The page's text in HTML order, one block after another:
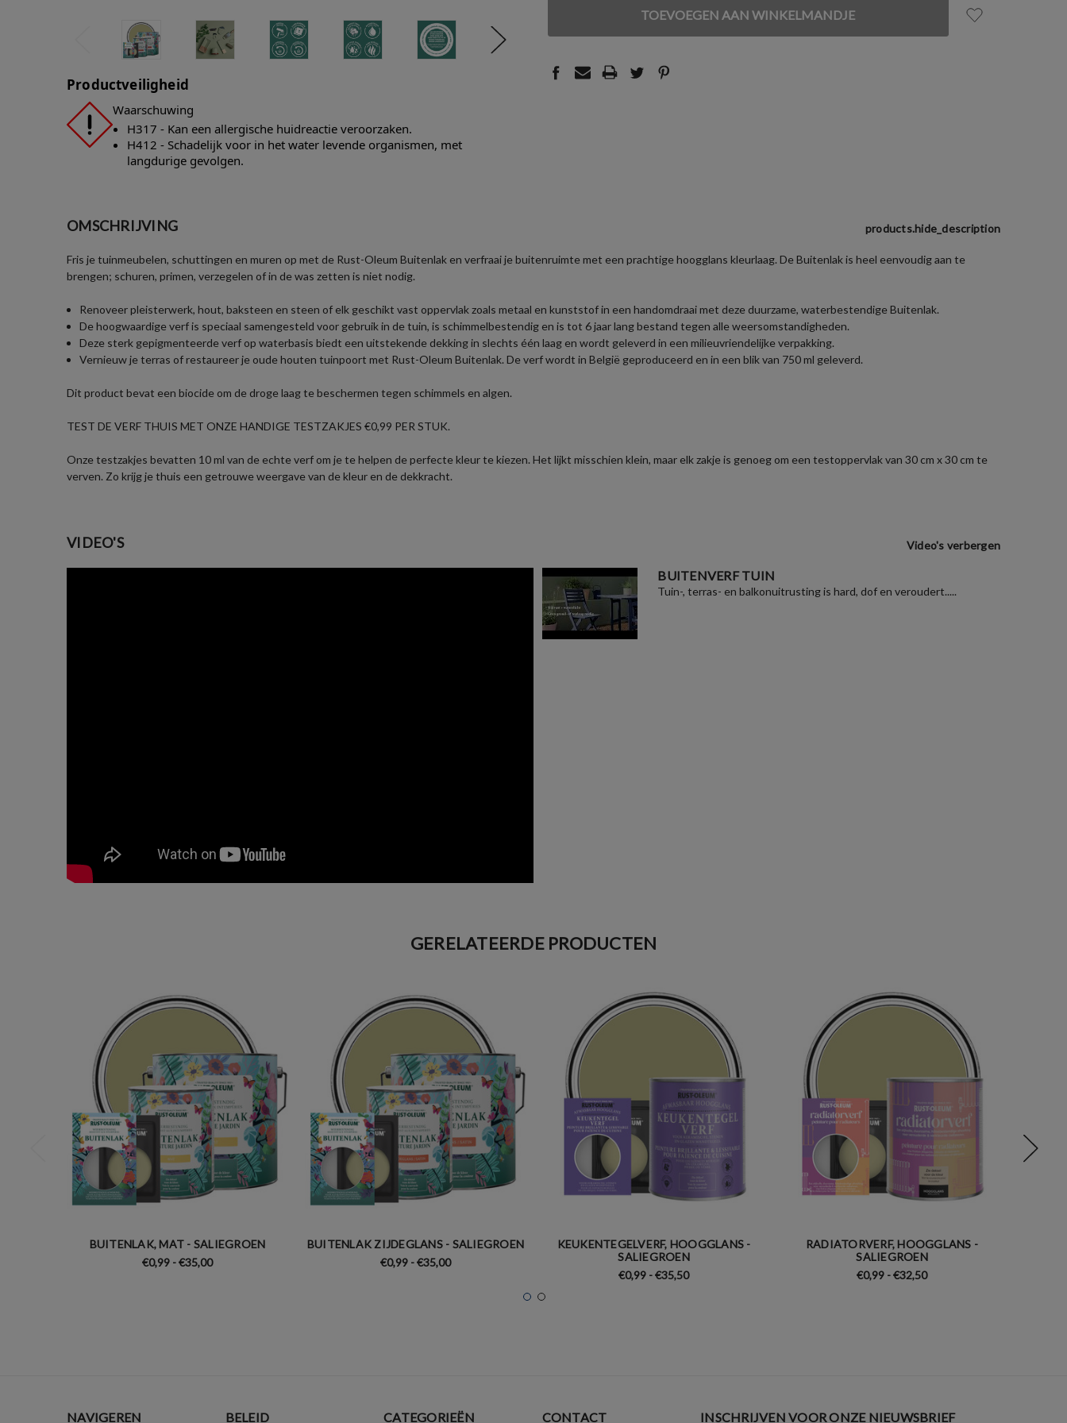
Productveiligheid
Waarschuwing
H317 - Kan een allergische huidreactie veroorzaken.
H412 - Schadelijk voor in het water levende organismen, met
langdurige gevolgen.
UNDEFINEDUNDEFINED
OMSCHRIJVING products.hide_description
Fris je tuinmeubelen, schuttingen en muren op met de Rust-Oleum Buitenlak en verfraai je buitenruimte met een prachtige hoogglans kleurlaag. De Buitenlak is heel eenvoudig aan te
brengen; schuren, primen, verzegelen of in de was zetten is niet nodig.
Renoveer pleisterwerk, hout, baksteen en steen of elk geschikt vast oppervlak zoals metaal en kunststof in een handomdraai met deze duurzame, waterbestendige Buitenlak.
De hoogwaardige verf is speciaal samengesteld voor gebruik in de tuin, is schimmelbestendig en is tot 6 jaar lang bestand tegen alle weersomstandigheden.
Deze sterk gepigmenteerde verf op waterbasis biedt een uitstekende dekking in slechts één laag en wordt geleverd in een milieuvriendelijke verpakking.
Vernieuw je terras of restaureer je oude houten tuinpoort met Rust-Oleum Buitenlak. De verf wordt in België geproduceerd en in een blik van 750 ml geleverd.
Dit product bevat een biocide om de droge laag te beschermen tegen schimmels en algen.
TEST DE VERF THUIS MET ONZE HANDIGE TESTZAKJES €0,99 PER STUK.
Onze testzakjes bevatten 10 ml van de echte verf om je te helpen de perfecte kleur te kiezen. Het lijkt misschien klein, maar elk zakje is genoeg om een testoppervlak van 30 cm x 30 cm te
verven. Zo krijg je thuis een getrouwe weergave van de kleur en de dekkracht.
VIDEO'S Video's verbergen
BUITENVERF TUIN
Tuin-, terras- en balkonuitrusting is hard, dof en veroudert.....
GERELATEERDE PRODUCTEN
BUITENLAK, MAT - SALIEGROEN
€0,99 - €35,00
BUITENLAK ZIJDEGLANS - SALIEGROEN
€0,99 - €35,00
KEUKENTEGELVERF, HOOGGLANS -
SALIEGROEN
€0,99 - €35,50
RADIATORVERF, HOOGGLANS -
SALIEGROEN
€0,99 - €32,50
NAVIGEREN BELEID CATEGORIEËN CONTACT INSCHRIJVEN VOOR ONZE NIEUWSBRIEF